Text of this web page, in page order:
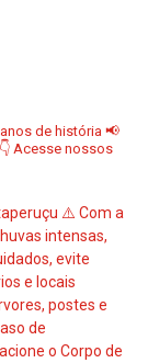
de história 📢
👇 Acesse nossos